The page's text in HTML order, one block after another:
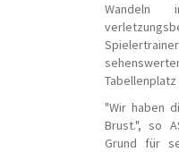
Wandeln
Tabellenplatz
"Wir haben
Brust.", so
Grund für